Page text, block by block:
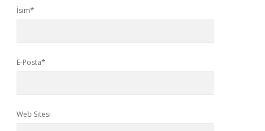
İsim*
E-Posta*
Web Sitesi